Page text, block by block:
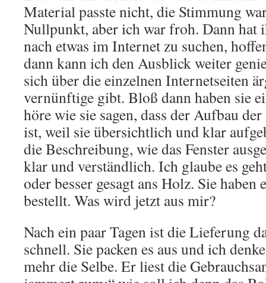
Material passte nicht, die Stimmung
Nullpunkt, aber ich war froh. Dann hat
nach etwas im Internet zu suchen,
dann kann ich den Ausblick weiter
sich über die einzelnen Internetseiten
vernünftige gibt. Bloß dann haben sie
höre wie sie sagen, dass der Aufbau
ist, weil sie übersichtlich und klar
die Beschreibung, wie das Fenster
klar und verständlich. Ich glaube es
oder besser gesagt ans Holz. Sie haben
bestellt. Was wird jetzt aus mir?
Nach ein paar Tagen ist die Lieferung
schnell. Sie packen es aus und ich
mehr die Selbe. Er liest die